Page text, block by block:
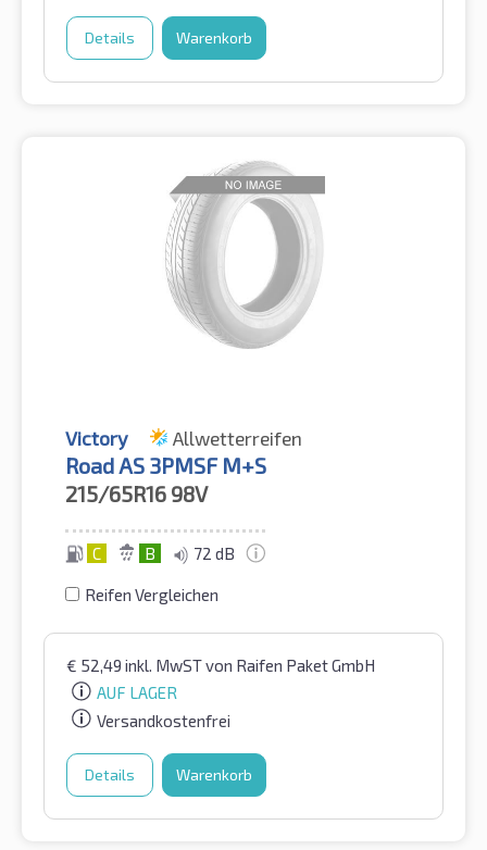
Details Warenkorb
Victory Allwetterreifen
Road AS 3PMSF M+S
215/65R16 98V
C B 72 dB
Reifen Vergleichen
€ 52,49 inkl. MwSTvon Raifen Paket GmbH
AUF LAGER
Versandkostenfrei
Details Warenkorb